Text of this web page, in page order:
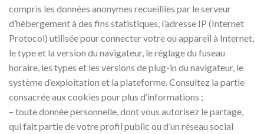
compris les données anonymes recueillies par le serveur
d’hébergement à des fins statistiques, l’adresse IP (Internet
Protocol) utilisée pour connecter votre ou appareil à Internet,
le type et la version du navigateur, le réglage du fuseau
horaire, les types et les versions de plug-in du navigateur, le
système d’exploitation et la plateforme. Consultez la partie
consacrée aux cookies pour plus d’informations ;
– toute donnée personnelle, dont vous autorisez le partage,
qui fait partie de votre profil public ou d’un réseau social